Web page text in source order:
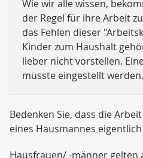
Wie wir alle wissen,
der Regel für ihre Arbeit
das Fehlen dieser
Kinder zum Haushalt
lieber nicht vorstellen.
müsste eingestellt werden.
Bedenken Sie, dass die
eines Hausmannes
Hausfrauen/ -männer gelten